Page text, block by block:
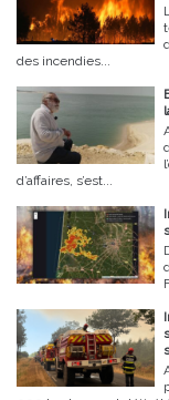
des incendies...
d’affaires, s’est...